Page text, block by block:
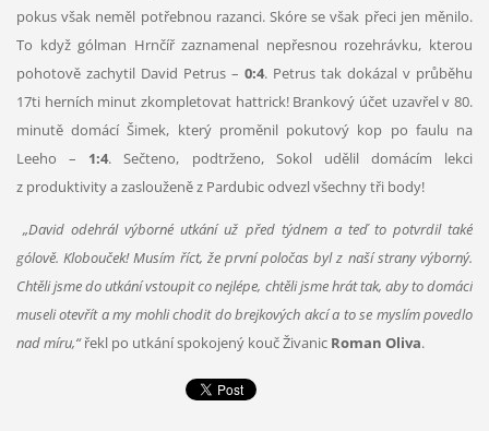
pokus však neměl potřebnou razanci. Skóre se však přeci jen měnilo.
To když gólman Hrnčíř zaznamenal nepřesnou rozehrávku, kterou
pohotově zachytil David Petrus – 0:4. Petrus tak dokázal v průběhu
17ti herních minut zkompletovat hattrick! Brankový účet uzavřel v 80.
minutě domácí Šimek, který proměnil pokutový kop po faulu na
Leeho – 1:4. Sečteno, podtrženo, Sokol udělil domácím lekci
z produktivity a zaslouženě z Pardubic odvezl všechny tři body!
„David odehrál výborné utkání už před týdnem a teď to potvrdil také
gólově. Klobouček! Musím říct, že první poločas byl z naší strany výborný.
Chtěli jsme do utkání vstoupit co nejlépe, chtěli jsme hrát tak, aby to domácí
museli otevřít a my mohli chodit do brejkových akcí a to se myslím povedlo
nad míru,“řekl po utkání spokojený kouč Živanic Roman Oliva.